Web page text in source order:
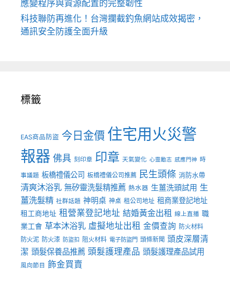
應變程序與資源配置的完整韌性
科技聯防再進化！台灣攔截釣魚網站成效揭密，
通訊安全防護全面升級
標籤
EAS商品防盜 今日金價 住宅用火災警
報器 佛具 刻印章 印章 天氣變化 心靈勵志 感應門神 時
事議題 板橋禮儀公司 板橋禮儀公司推薦 民生頭條 消防水帶
清爽沐浴乳 無矽靈洗髮精推薦 熱水器 生薑洗頭試用 生
薑洗髮精 社群話題 神明桌 神桌 租公司地址 租商業登記地址
租工商地址 租營業登記地址 結婚黃金出租 線上直播 職
業工會 草本沐浴乳 虛擬地址出租 金價查詢 防火材料
防火泥 防火漆 防盜扣 阻火材料 電子防盜門 頭條新聞 頭皮深層清
潔 頭髮保養品推薦 頭髮護理產品 頭髮護理產品試用
風向節目 飾金買賣